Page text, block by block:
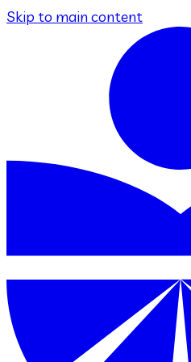
Skip to main content